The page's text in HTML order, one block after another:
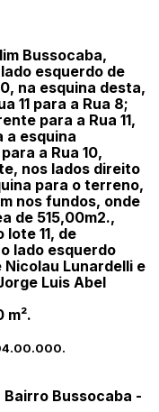
Bussocaba,
esquerdo de
na esquina desta,
11 para a Rua 8;
para a Rua 11,
a esquina
a Rua 10,
nos lados direito
para o terreno,
nos fundos, onde
de 515,00m2.,
11, de
lado esquerdo
Nicolau Lunardelli e
Luis Abel
m².
Bairro Bussocaba -